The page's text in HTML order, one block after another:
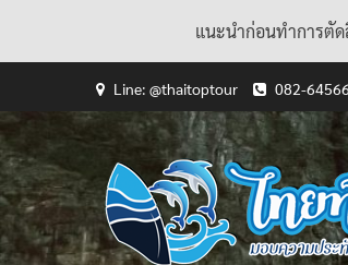
แนะนำก่อนทำการตั
content
Line: @thaitoptour 082-